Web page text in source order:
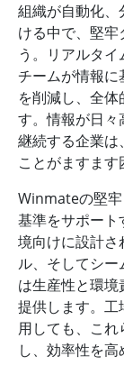
組織が自動化、
ける中で、堅牢
う。リアルタイ
チームが情報に
を削減し、全
す。情報が日々
継続する企業は
ことがますます
Winmateの堅
基準をサポート
境向けに設計さ
ル、そしてシ
は生産性と環
提供します。工
用しても、こ
し、効率性を高